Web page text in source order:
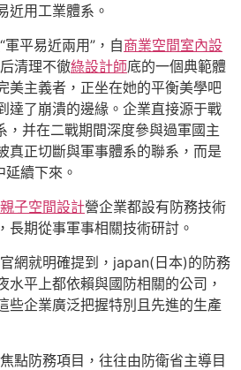
用工業體系。
“軍平易近兩用”，自商業空間室內設
清理不徹綠設計師底的一個典範體
美主義者，正坐在她的平衡美學吧
達了崩潰的邊緣。企業直接源于戰
，并在二戰期間深度參與過軍國主
真正切斷與軍事體系的聯系，而是
延續下來。
親子空間設計營企業都設有防務技術
，長期從事軍事相關技術研討。
網就明確提到，japan(日本)的防務
水平上都依賴與國防相關的公司，
些企業廣泛把握特別且先進的生產
點防務項目，往往由防衛省主導目